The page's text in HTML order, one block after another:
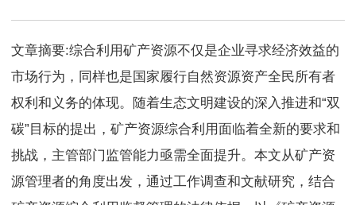
文章摘要:综合利用矿产资源不仅是企业寻求经济效益的
市场行为，同样也是国家履行自然资源资产全民所有者
权利和义务的体现。随着生态文明建设的深入推进和“双
碳”目标的提出，矿产资源综合利用面临着全新的要求和
挑战，主管部门监管能力亟需全面提升。本文从矿产资
源管理者的角度出发，通过工作调查和文献研究，结合